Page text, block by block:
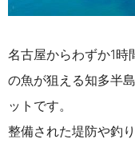
名古屋からわずか1時
の魚が狙える知多半
ットです。
整備された堤防や釣